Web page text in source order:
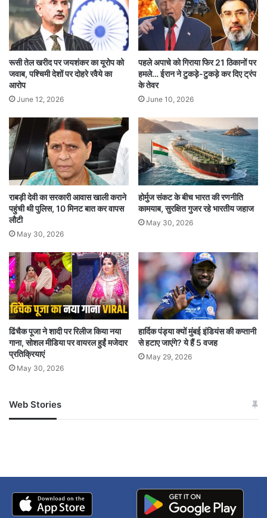
कभी गठबंधन को पूरी तरह मानती नहीं और तेजस्वी यादव के
महत्वाकांक्षी रवैये के कारण भी गठबंधन पर असर पड़ा है।
सामान्य रूप से देखा जाए तो बिहार विधानसभा चुनाव में
गठबंधन की रणनीति और सीट बंटवारे को लेकर राजनीतिक
हलचल तेज है। आम आदमी पार्टी (AAP) भी सक्रिय हो
चुकी है और उसने बिहार चुनाव 2025 के लिए स्टार
प्रचारकों की सूची जारी की है, जिसमें अरविंद केजरीवाल,
भगवंत मान, मनीष सिसोदिया, संजय सिंह, और दिल्ली की पूर्व
मुख्यमंत्री आतिशी जैसे प्रमुख नेताओं को शामिल किया गया
है। राजनीतिक दलों के बीच यह दौड़ और सीट बंटवारे की
अनिश्चितता चुनावी प्रक्रिया को और जटिल बना रही है।
इस स्थिति के बीच, महागठबंधन में सीट बंटवारे और
उम्मीदवारों की घोषणा पर सही निर्णय लेना कांग्रेस के लिए
चुनौतीपूर्ण बन गया है, जिससे बिहार विधानसभा चुनाव
2025 की राजनीति में अस्थिरता और बढ़ती दिखाई दे रही
है।
Double Candidates
Star Campaigners Tejashwi Yadav
रूसी तेल खरीद पर जयशंकर का यूरोप को
जवाब, पश्चिमी देशों पर दोहरे रवैये का
आरोप
June 12, 2026
पहले अपाचे को गिराया फिर 21 ठिकानों पर
हमले… ईरान ने टुकड़े-टुकड़े कर दिए ट्रंप
के तेवर
June 10, 2026
राबड़ी देवी का सरकारी आवास खाली कराने
पहुंची थी पुलिस, 10 मिनट बात कर वापस
लौटी
May 30, 2026
होर्मुज संकट के बीच भारत की रणनीति
कामयाब, सुरक्षित गुजर रहे भारतीय जहाज
May 30, 2026
ढिंचैक पूजा ने शादी पर रिलीज किया नया
गाना, सोशल मीडिया पर वायरल हुईं मजेदार
प्रतिक्रियाएं
May 30, 2026
हार्दिक पंड्या क्यों मुंबई इंडियंस की कप्तानी
से हटाए जाएंगे? ये हैं 5 वजह
May 29, 2026
Web Stories
जम्मू-कश्मीर में बारिश से
अपडेट
खाई में धक्का… आरोपियों ने